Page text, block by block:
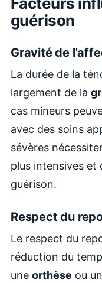
guérison
Gravité de
La durée de la
largement de la
cas mineurs
avec des soins
sévères
plus intensives
guérison.
Respect du
Le respect du
réduction du
une orthèse ou